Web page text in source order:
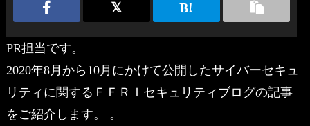
PR担当です。
2020年8月から10月にかけて公開したサイバーセキュ
リティに関するＦＦＲＩセキュリティブログの記事
をご紹介します。 。